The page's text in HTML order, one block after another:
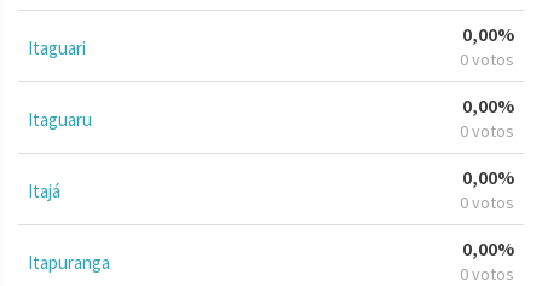
Itaguari
0,00%
0 votos
Itaguaru
0,00%
0 votos
Itajá
0,00%
0 votos
Itapuranga
0,00%
0 votos